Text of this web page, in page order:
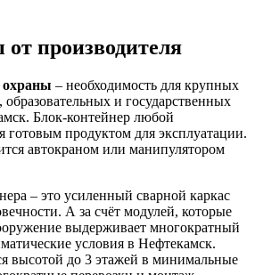
производителя
охраны – необходимость для крупных
и государственных
Блок-контейнер любой
готовым продуктом для эксплуатации.
автокраном или манипулятором
– это усиленный сварной каркас
А за счёт модулей, которые
выдерживает многократный
условия в Нефтекамск.
высотой до 3 этажей в минимальные